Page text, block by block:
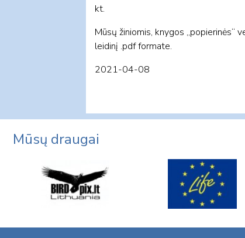
kt.
Mūsų žiniomis, knygos „popierinės“
leidinį .pdf formate.
2021-04-08
Mūsų draugai